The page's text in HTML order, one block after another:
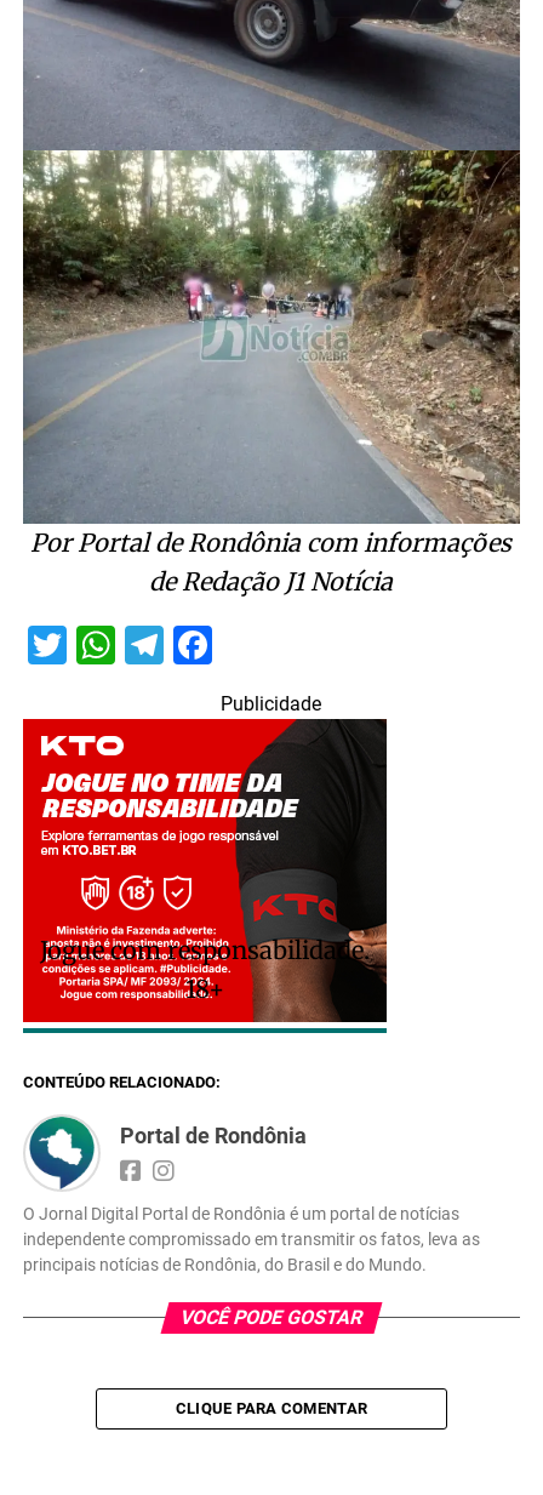
Por Portal de Rondônia com informações
de Redação J1 Notícia
Twitter
WhatsApp
Telegram
Facebook
Publicidade
Jogue com responsabilidade.
18+
CONTEÚDO RELACIONADO:
Portal de Rondônia
O Jornal Digital Portal de Rondônia é um portal de notícias
independente compromissado em transmitir os fatos, leva as
principais notícias de Rondônia, do Brasil e do Mundo.
VOCÊ PODE GOSTAR
CLIQUE PARA COMENTAR